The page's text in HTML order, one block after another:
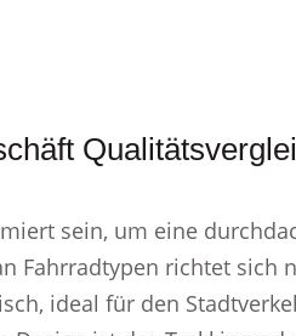
sein, um eine
Fahrradtypen richtet sich
ideal für den